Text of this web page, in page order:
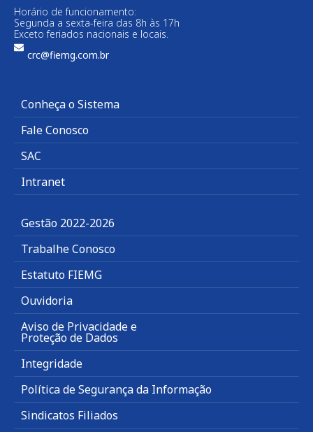
Horário de funcionamento:
Segunda a sexta-feira das 8h às 17h
Exceto feriados nacionais e locais.
crc@fiemg.com.br
Conheça o Sistema
Fale Conosco
SAC
Intranet
Gestão 2022-2026
Trabalhe Conosco
Estatuto FIEMG
Ouvidoria
Aviso de Privacidade e
Proteção de Dados
Integridade
Política de Segurança da Informação
Sindicatos Filiados